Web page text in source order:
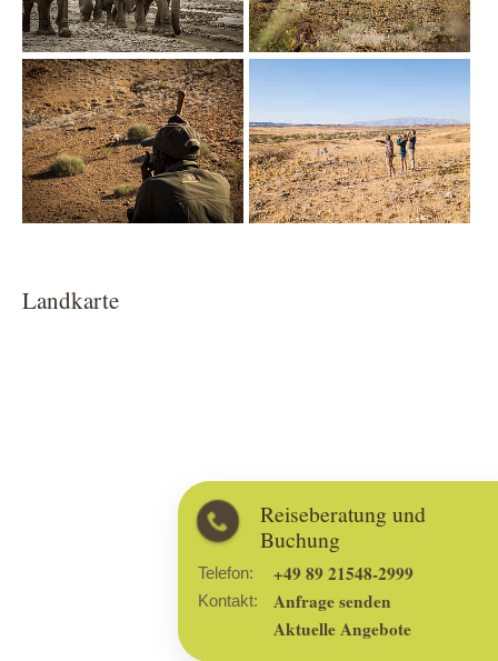
Reiseberatung und
Buchung
Telefon: +49 89 21548-2999
Kontakt:
Anfrage senden
Aktuelle Angebote
Show larger version
Landkarte